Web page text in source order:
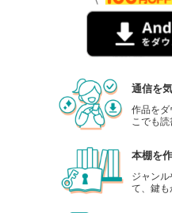
CAR and
円 (税込)
あらすじを表示する
CAR and DRIVER
980
通信を
作品を
こでも読
本棚を
ジャン
て、鍵も